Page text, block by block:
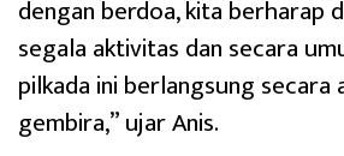
dengan berdoa, kita berharap
segala aktivitas dan secara
pilkada ini berlangsung secara
gembira,” ujar Anis.